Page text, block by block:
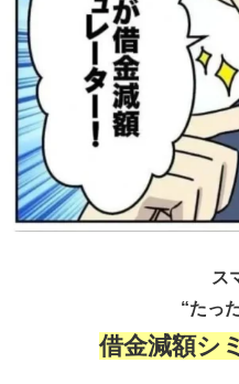
ス
“たっ
借金減額シ